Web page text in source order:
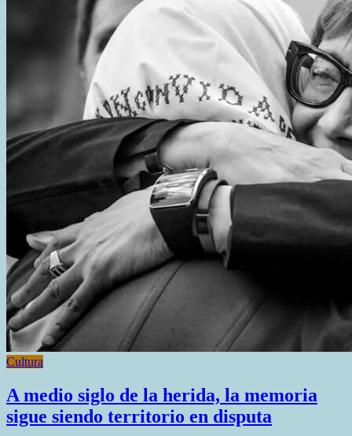
GRANDE
EL
LIBRO
“CRÓNICA
INCURSIÓN
A
MALVINAS”
Cultura
A medio siglo de la herida, la memoria
sigue siendo territorio en disputa